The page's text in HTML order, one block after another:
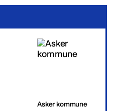
Asker kommune